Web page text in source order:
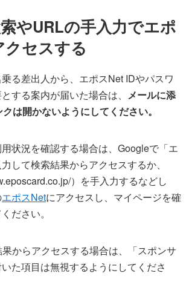
やURLの手入力でエポ
セスする
る差出人から、エポスNet IDやパスワ
する案内が届いた場合は、 メールに添
は開かないようにしてください。
状況を確認する場合は、Googleで「エ
して検索結果からアクセスするか、
）を手入力するなどし
エポスNetにアクセスし、マイページを確
ださい。
からアクセスする場合は、「スポンサ
た項目は無視するようにしてくださ